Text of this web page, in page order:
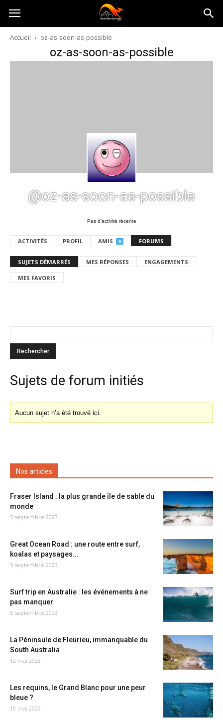
Australia-
australie.com
Accueil oz-as-soon-as-possible
oz-as-soon-as-possible
@oz-as-soon-as-possible
Pas d’activité récente
ACTIVITÉS PROFIL AMIS 0 FORUMS
SUJETS DÉMARRÉS MES RÉPONSES ENGAGEMENTS
MES FAVORIS
Sujets de forum initiés
Aucun sujet n’a été trouvé ici.
Nos articles
Fraser Island : la plus grande île de sable du
monde
5 septembre 2023
Great Ocean Road : une route entre surf,
koalas et paysages...
5 septembre 2023
Surf trip en Australie : les événements à ne
pas manquer
5 septembre 2023
La Péninsule de Fleurieu, immanquable du
South Australia
12 mai 2023
Les requins, le Grand Blanc pour une peur
bleue ?
10 mai 2023